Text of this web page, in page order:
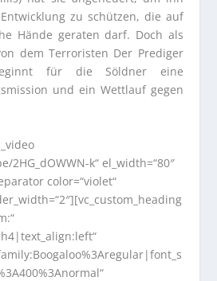
zu schützen, die auf
Hände geraten darf. Doch als
dem Terroristen Der Prediger
für die Söldner eine
und ein Wettlauf gegen
2HG_dOWWN-k“ el_width=“80″
color=“violet“